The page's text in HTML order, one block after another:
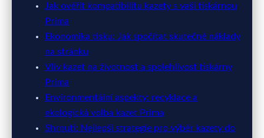
Jak ověřit kompatibilitu kazety s vaší tiskárnou
Prima
Ekonomika tisku: Jak spočítat skutečné náklady
na stránku
Vliv kazet na životnost a spolehlivost tiskárny
Prima
Environmentální aspekty: recyklace a
ekologická volba kazet Prima
Shrnutí: Nejlepší strategie pro výběr kazety do